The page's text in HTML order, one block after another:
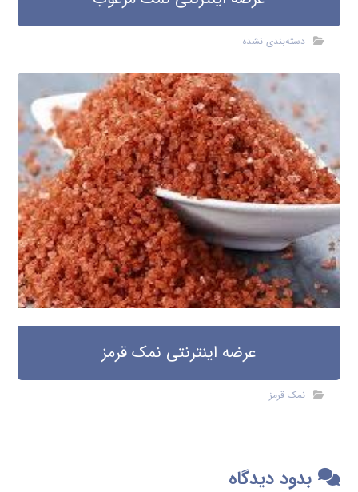
دسته‌بندی نشده
عرضه اینترنتی نمک قرمز
نمک قرمز
بدود دیدگاه